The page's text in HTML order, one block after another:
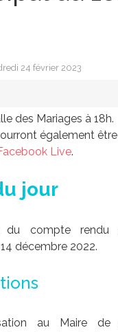
24 février 2023
des Mariages à 18h.
également
Live.
jour
du compte rendu
décembre 2022.
au Maire de